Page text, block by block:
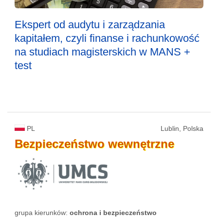
Ekspert od audytu i zarządzania
kapitałem, czyli finanse i rachunkowość
na studiach magisterskich w MANS +
test
PL Lublin, Polska
Bezpieczeństwo wewnętrzne
grupa kierunków: ochrona i bezpieczeństwo